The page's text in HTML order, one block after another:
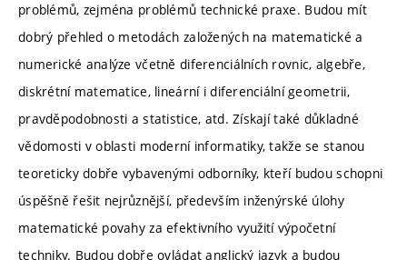
problémů, zejména problémů technické praxe. Budou mít
dobrý přehled o metodách založených na matematické a
numerické analýze včetně diferenciálních rovnic, algebře,
diskrétní matematice, lineární i diferenciální geometrii,
pravděpodobnosti a statistice, atd. Získají také důkladné
vědomosti v oblasti moderní informatiky, takže se stanou
teoreticky dobře vybavenými odborníky, kteří budou schopni
úspěšně řešit nejrůznější, především inženýrské úlohy
matematické povahy za efektivního využití výpočetní
techniky. Budou dobře ovládat anglický jazyk a budou